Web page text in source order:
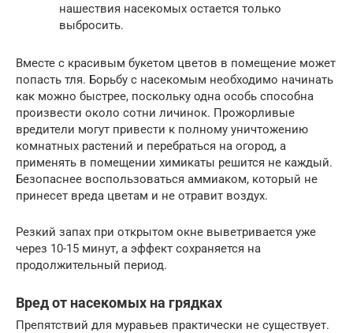
нашествия насекомых остается только
выбросить.
Вместе с красивым букетом цветов в помещение может
попасть тля. Борьбу с насекомым необходимо начинать
как можно быстрее, поскольку одна особь способна
произвести около сотни личинок. Прожорливые
вредители могут привести к полному уничтожению
комнатных растений и перебраться на огород, а
применять в помещении химикаты решится не каждый.
Безопаснее воспользоваться аммиаком, который не
принесет вреда цветам и не отравит воздух.
Резкий запах при открытом окне выветривается уже
через 10-15 минут, а эффект сохраняется на
продолжительный период.
Вред от насекомых на грядках
Препятствий для муравьев практически не существует.